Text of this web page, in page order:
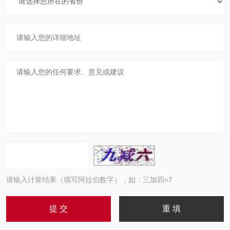
请输入计算结果（填写阿拉伯数字），如：三加四=7